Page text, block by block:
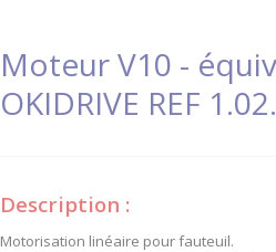
Moteur V10 -
OKIDRIVE REF
Description :
Motorisation linéaire pour fauteuil.